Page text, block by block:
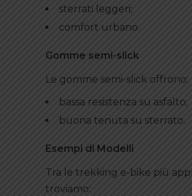
sterrati leggeri;
comfort urbano.
Gomme semi-slick
Le gomme semi-slick offrono:
bassa resistenza su asfalto;
buona tenuta su sterrato.
Esempi di Modelli
Tra le trekking e-bike più
troviamo: